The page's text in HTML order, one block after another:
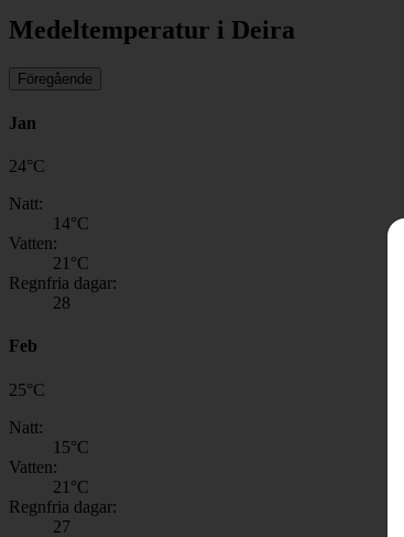
Medeltemperatur i Deira
Föregående
Jan
24°C
Natt:
14°C
Vatten:
21 °C
Regnfria dagar:
28
Feb
25°C
Natt:
15°C
Vatten:
21 °C
Regnfria dagar:
27